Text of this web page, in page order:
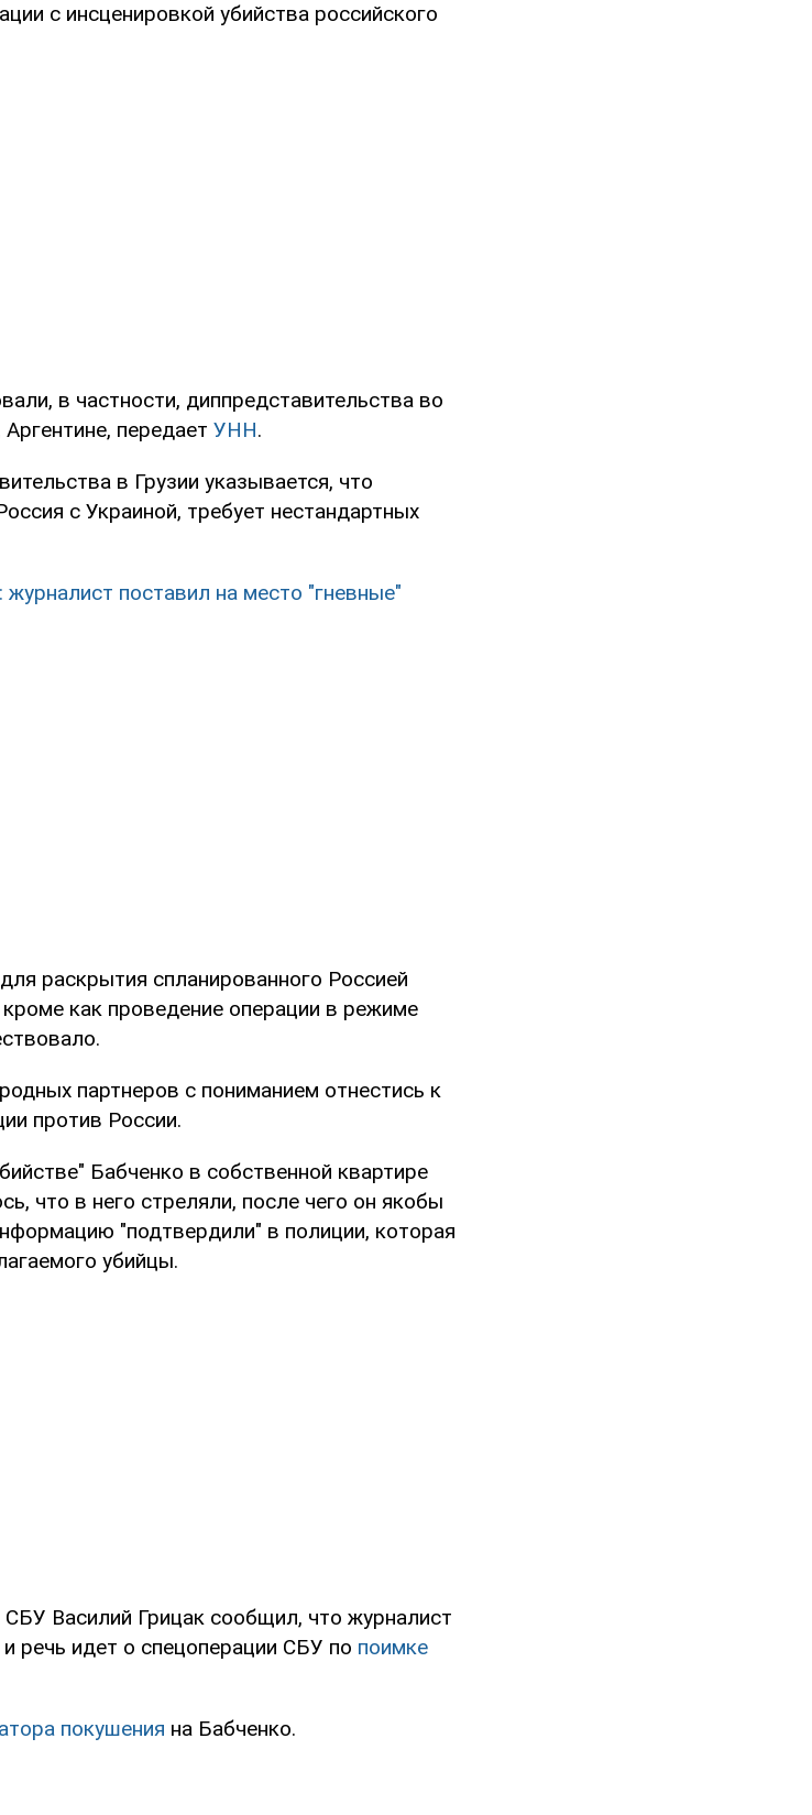
с инсценировкой убийства российского
в частности, диппредставительства во
передает УНН.
в Грузии указывается, что
с Украиной, требует нестандартных
поставил на место "гневные"
раскрытия спланированного Россией
как проведение операции в режиме
партнеров с пониманием отнестись к
против России.
Бабченко в собственной квартире
что в него стреляли, после чего он якобы
"подтвердили" в полиции, которая
убийцы.
Василий Грицак сообщил, что журналист
и речь идет о спецоперации СБУ по поимке
покушения на Бабченко.